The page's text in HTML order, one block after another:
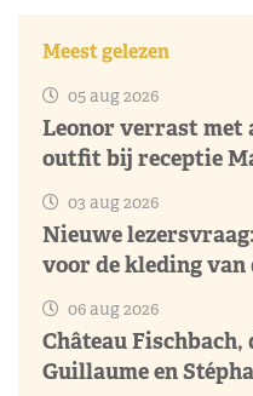
Meest gelezen
05 aug 2026
Leonor verrast met
outfit bij receptie
03 aug 2026
Nieuwe
voor de kleding van
06 aug 2026
Château
Guillaume en